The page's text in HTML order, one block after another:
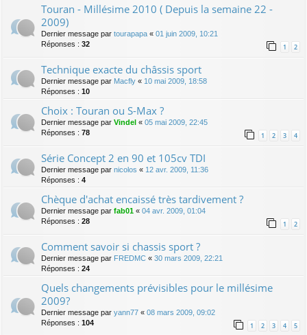
Touran - Millésime 2010 ( Depuis la semaine 22 -
2009)
Dernier message par tourapapa « 01 juin 2009, 10:21
Réponses : 32 1 2
Technique exacte du châssis sport
Dernier message par Macfly « 10 mai 2009, 18:58
Réponses : 10
Choix : Touran ou S-Max ?
Dernier message par Vindel « 05 mai 2009, 22:45
Réponses : 78 1 2 3 4
Série Concept 2 en 90 et 105cv TDI
Dernier message par nicolos « 12 avr. 2009, 11:36
Réponses : 4
Chèque d'achat encaissé très tardivement ?
Dernier message par fab01 « 04 avr. 2009, 01:04
Réponses : 28 1 2
Comment savoir si chassis sport ?
Dernier message par FREDMC « 30 mars 2009, 22:21
Réponses : 24
Quels changements prévisibles pour le millésime
2009?
Dernier message par yann77 « 08 mars 2009, 09:02
Réponses : 104 1 2 3 4 5